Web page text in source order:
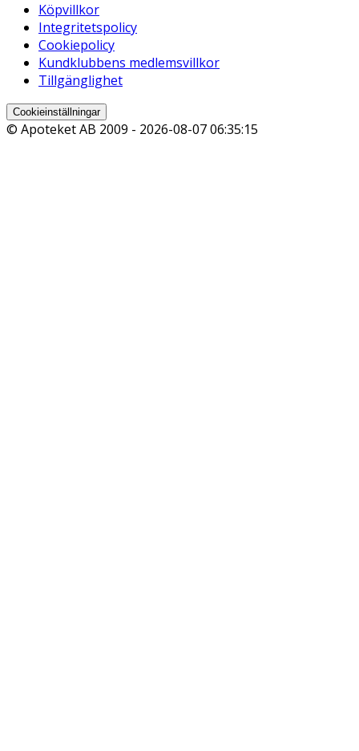
Köpvillkor
Integritetspolicy
Cookiepolicy
Kundklubbens medlemsvillkor
Tillgänglighet
Cookieinställningar
© Apoteket AB 2009 - 2026-08-07 06:35:15